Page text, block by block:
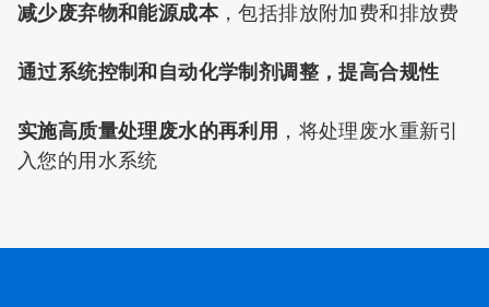
减少废弃物和能源成本，包括排放附加费和排放费
通过系统控制和自动化学制剂调整，提高合规性
实施高质量处理废水的再利用 ，将处理废水重新引
入您的用水系统